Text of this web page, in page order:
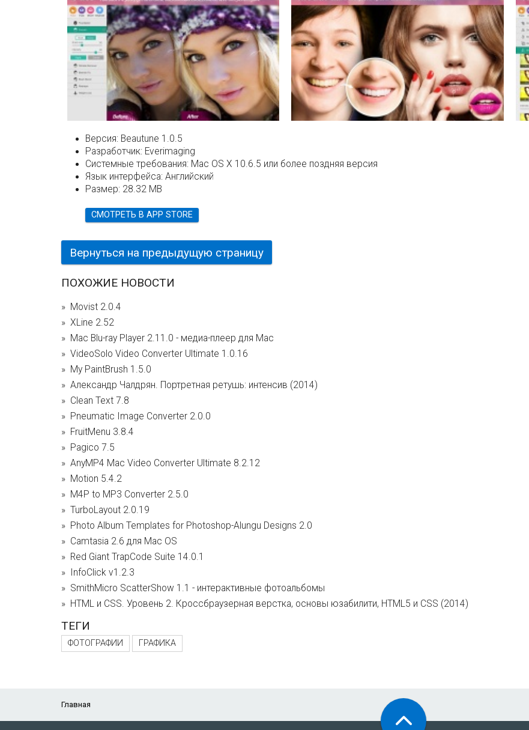
Версия: Beautune 1.0.5
Разработчик: Everimaging
Системные требования: Mac OS X 10.6.5 или более поздняя версия
Язык интерфейса: Английский
Размер: 28.32 MB
СМОТРЕТЬ В APP STORE
Вернуться на предыдущую страницу
ПОХОЖИЕ НОВОСТИ
Movist 2.0.4
XLine 2.52
Mac Blu-ray Player 2.11.0 - медиа-плеер для Mac
VideoSolo Video Converter Ultimate 1.0.16
My PaintBrush 1.5.0
Александр Чалдрян. Портретная ретушь: интенсив (2014)
Clean Text 7.8
Pneumatic Image Converter 2.0.0
FruitMenu 3.8.4
Pagico 7.5
AnyMP4 Mac Video Converter Ultimate 8.2.12
Motion 5.4.2
M4P to MP3 Converter 2.5.0
TurboLayout 2.0.19
Photo Album Templates for Photoshop-Alungu Designs 2.0
Camtasia 2.6 для Mac OS
Red Giant TrapCode Suite 14.0.1
InfoClick v1.2.3
SmithMicro ScatterShow 1.1 - интерактивные фотоальбомы
HTML и CSS. Уровень 2. Кроссбраузерная верстка, основы юзабилити, HTML5 и CSS (2014)
ТЕГИ
ФОТОГРАФИИ ГРАФИКА
Главная